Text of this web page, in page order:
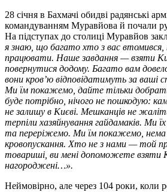
28 січня в Бахмачі обидві радянські
командуванням Муравйова й почали
На підступах до столиці Муравйов
я знаю, що багато хто з вас
працювати. Наше завдання — взяти
повернутися додому. Багато вам
вони кров’ю відповідатимуть за ваші
Ми їм покажемо, дайте тільки
буде потрібно, нічого не пошкодую:
не залишу в Києві. Мешканців не
терпіли хазяйнування гайдамаків. Ми
та переріжемо. Ми їм покажемо, нема
кровопускання. Хто не з нами — той
товариші, ви мені допоможете взяти
нагороджені…».
Неймовірно, але через 104 роки, коли